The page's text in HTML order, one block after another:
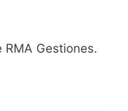
RMA Gestiones.